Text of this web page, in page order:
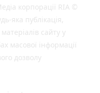
корпорації RIA ©
яка публiкацiя,
сайту у
масової інформації
дозволу